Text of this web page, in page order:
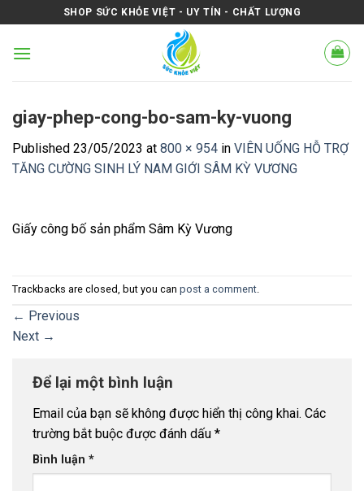
to
content
SHOP SỨC KHỎE VIỆT - UY TÍN - CHẤT LƯỢNG
giay-phep-cong-bo-sam-ky-vuong
Published 23/05/2023 at 800 × 954 in VIÊN UỐNG HỖ TRỢ
TĂNG CƯỜNG SINH LÝ NAM GIỚI SÂM KỲ VƯƠNG
Giấy công bố sản phẩm Sâm Kỳ Vương
Trackbacks are closed, but you can post a comment.
← Previous
Next →
Để lại một bình luận
Email của bạn sẽ không được hiển thị công khai. Các
trường bắt buộc được đánh dấu *
Bình luận *